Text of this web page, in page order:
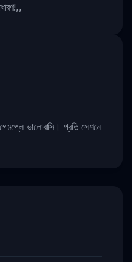
,,
ভালোবাসি। প্রতি সেশনে